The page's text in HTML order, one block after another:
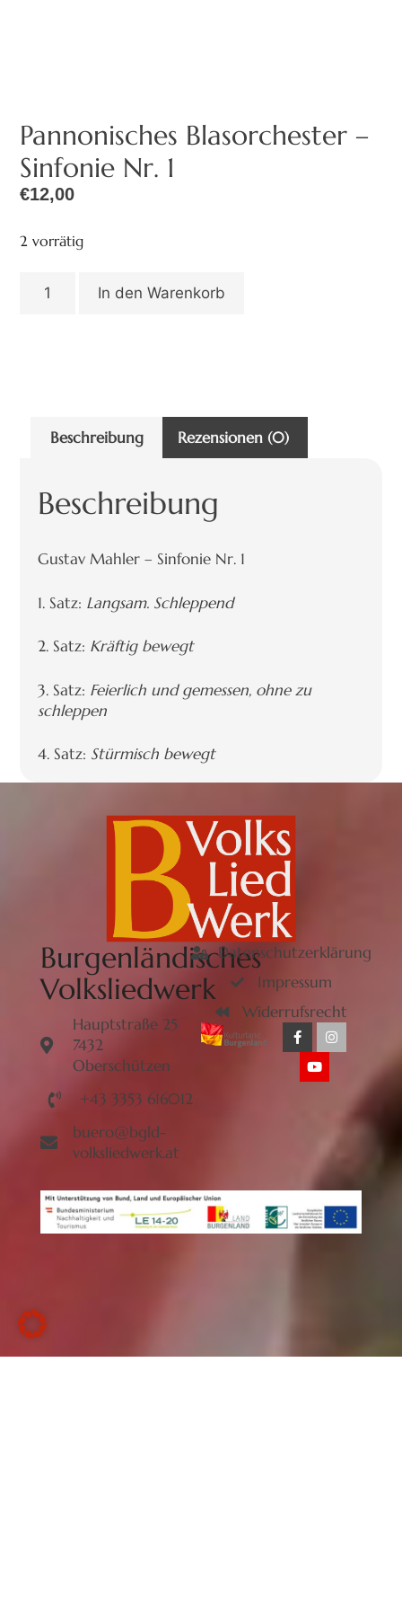
Pannonisches Blasorchester –
Sinfonie Nr. 1
€12,00
2 vorrätig
In den Warenkorb
Beschreibung Rezensionen (0)
Beschreibung
Gustav Mahler – Sinfonie Nr. 1
1. Satz: Langsam. Schleppend
2. Satz: Kräftig bewegt
3. Satz: Feierlich und gemessen, ohne zu
schleppen
4. Satz: Stürmisch bewegt
Burgenländisches
Volksliedwerk
Hauptstraße 25
7432
Oberschützen
+43 3353 616012
buero@bgld-
volksliedwerk.at
Datenschutzerklärung
Impressum
Widerrufsrecht